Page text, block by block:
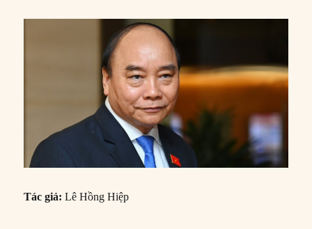
Tác giả: Lê Hồng Hiệp